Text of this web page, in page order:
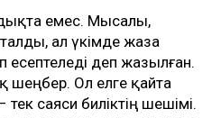
емес. Мысалы,
ал үкімде жаза
есептеледі деп жазылған.
шеңбер. Ол елге қайта
саяси биліктің шешімі.